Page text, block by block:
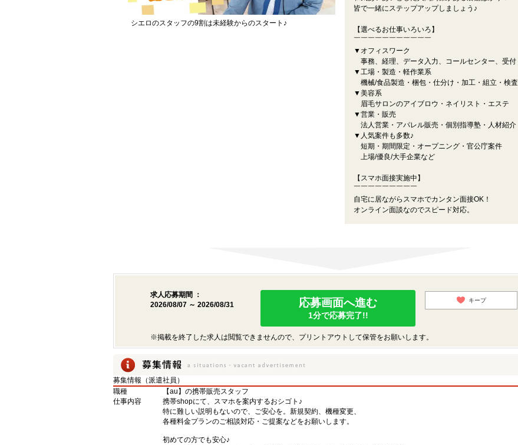
シエロのスタッフの9割は未経験からのスタート♪
皆で一緒にステップアップしましょう♪
【選べるお仕事いろいろ】
￣￣￣￣￣￣￣￣￣￣￣
▼オフィスワーク
事務、経理、データ入力、コールセンター、受付
▼工場・製造・軽作業系
機械/食品製造・梱包・仕分け・加工・組立・検査
▼美容系
眉毛サロンのアイブロウ・ネイリスト・エステ
▼営業・販売
法人営業・アパレル販売・個別指導塾・人材紹介
▼人気案件も多数♪
短期・期間限定・オープニング・官公庁案件
上場/優良/大手企業など
【スマホ面接実施中】
￣￣￣￣￣￣￣￣￣
自宅に居ながらスマホでカンタン面接OK！
オンライン面談なのでスピード対応。
求人応募期間 ：
2026/08/07 ～ 2026/08/31
応募画面へ進む
1分で応募完了!!
キープ
※掲載を終了した求人は閲覧できませんので、プリントアウトして保管をお願いします。
募集情報（派遣社員）
職種
【au】の携帯販売スタッフ
仕事内容
携帯shopにて、スマホを案内するおシゴト♪
特に難しい説明もないので、ご安心を。新規契約、機種変更、
各種料金プランのご相談対応・ご提案などをお願いします。
初めての方でも安心♪